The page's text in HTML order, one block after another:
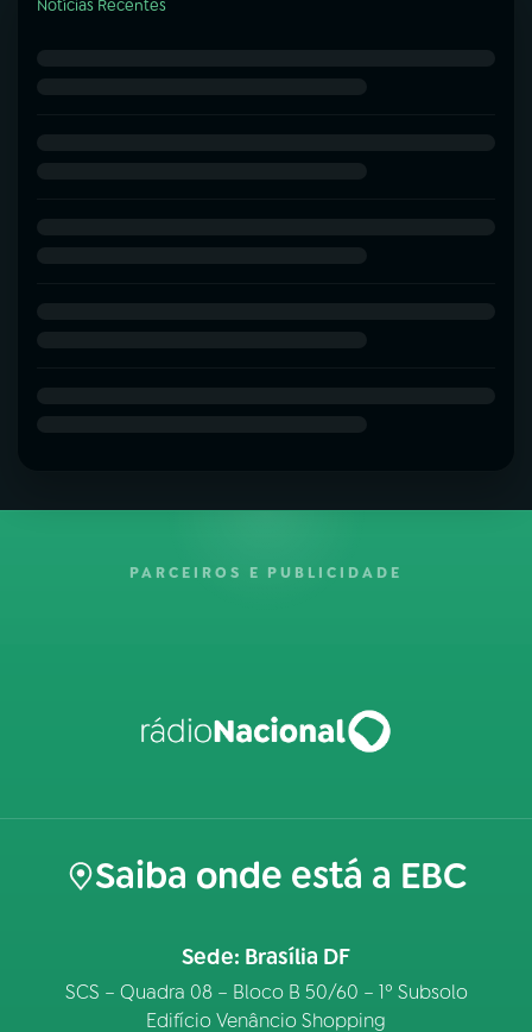
Notícias Recentes
PARCEIROS E PUBLICIDADE
Saiba onde está a EBC
Sede: Brasília DF
SCS – Quadra 08 – Bloco B 50/60 – 1º Subsolo
Edifício Venâncio Shopping